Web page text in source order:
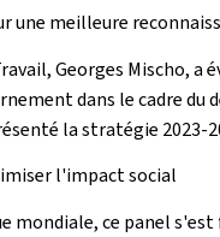
une meilleure
Georges Mischo,
dans le cadre
la stratégie 2023-
l'impact social
mondiale, ce panel